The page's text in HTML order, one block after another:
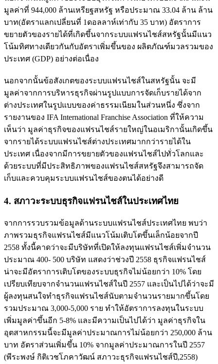
มูลค่าที่ 944,000 ล้านเหรียฐสหรัฐ หรือประมาณ 33.04 ล้าน ล้าน
บาท(อัตราแลกเปลี่ยนที่ 1ดอลลาห์เท่ากับ 35 บาท) อัตราการ
ขยายตัวของรายได้ที่เกิดขึ้นจากระบบแฟรนไชส์สหรัฐนั้นมีแนว
โน้มทิศทางเดียวกันกับอัตราเพิ่มขึ้นของ ผลิตภัณฑ์มวลรวมของ
ประเทศ (GDP) อย่างต่อเนื่อง
นอกจากนั้นข้อสังเกตของระบบแฟรนไชส์ในสหรัฐนั้น จะมี
มูลค่าจากการบริหารธุรกิจผ่านรูปแบบการจัดเก็บรายได้จาก
ต่างประเทศในรูปแบบของค่าธรรมเนียมในส่วนหนึ่ง ซึ่งจาก
รายงานของ IFA International Franchise Association ที่ให้ความ
เห็นว่า มูลค่าธุรกิจของแฟรนไชส์รายใหญ่ในอเมริกานั้นเกิดขึ้น
จากรายได้ระบบแฟรนไชส์ต่างประเทศมากกว่ารายได้ใน
ประเทศ เนื่องจากมีการขยายตัวของแฟรนไชส์ไปทั่วโลกและ
ด้วยระบบที่มีประสิทธิภาพของแฟรนไชส์สหรัฐจึงสามารถจัด
เก็บและควบคุมระบบแฟรนไชส์ของตนได้อย่างดี
4. สภาวะระบบธุรกิจแฟรนไชส์ในประเทศไทย
จากการรวบรวมข้อมูลด้านระบบแฟรนไชส์ประเทศไทย พบว่า
ภาพรวมธุรกิจแฟรนไชส์มีแนวโน้มเติบโตขึ้นเล็กน้อยจากปี
2558 ทั้งนี้คาดว่าจะมีบริษัทที่เปิดให้ลงทุนแฟรนไชส์เพิ่มจำนวน
ประมาณ 400- 500 บริษัท แสดงว่าช่วงปี 2558 ธุรกิจแฟรนไชส์
น่าจะมีอัตราการเติบโตของระบบธุรกิจไม่น้อยกว่า 10% โดย
เปรียบเทียบจากจำนวนแฟรนไชส์ในปี 2557 และเป็นไปได้ว่าจะมี
ผู้ลงทุนสนใจทำธุรกิจแฟรนไชส์นับตามจำนวนรายมากขึ้นโดย
รวมประมาณ 3,000-5,000 ราย ทำให้อัตราการลงทุนในระบบ
เพิ่มมูลค่าขึ้นอีก 5-8% และมีความเป็นไปได้ว่า มูลค่าธุรกิจใน
อุตสาหกรรมนี้จะมีมูลค่าประมาณการไม่น้อยกว่า 250,000 ล้าน
บาท อัตราส่วนเพิ่มขึ้น 10% จากมูลค่าประมาณการในปี 2557
(พีระพงษ์ กิติเวชโภคาวัฒน์ สภาวะธุรกิจแฟรนไชส์ปี,2558)